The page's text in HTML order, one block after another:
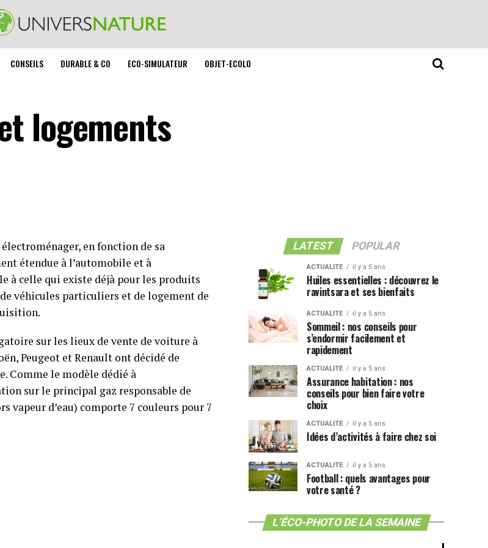
CONSEILS DURABLE & CO ECO-SIMULATEUR OBJET-ECOLO
logements
électroménager, en fonction de sa
étendue à l’automobile et à
à celle qui existe déjà pour les produits
véhicules particuliers et de logement de
sur les lieux de vente de voiture à
Peugeot et Renault ont décidé de
Comme le modèle dédié à
sur le principal gaz responsable de
vapeur d’eau) comporte 7 couleurs pour 7
LATEST POPULAR
ACTUALITE il y a 5 ans
Huiles essentielles : découvrez le
ravintsara et ses bienfaits
ACTUALITE il y a 5 ans
Sommeil : nos conseils pour
s’endormir facilement et
rapidement
ACTUALITE il y a 5 ans
Assurance habitation : nos
conseils pour bien faire votre
choix
ACTUALITE il y a 5 ans
Idées d’activités à faire chez soi
ACTUALITE il y a 5 ans
Football : quels avantages pour
votre santé ?
L’ÉCO-PHOTO DE LA SEMAINE